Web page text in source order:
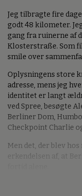
Jeg tilbragte fire
godt 48 kilometer.
gang fra ruinerne af
Klosterstraße. Som
smile over
Oplysningens store
adresse, mens jeg
identitet er langt
ved Spree, besøgte
Berliner Dom,
Checkpoint Charlie
Men det, der blev
erkendelsen af, at